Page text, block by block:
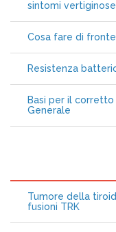
sintomi vertiginose
Cosa fare di
Resistenza
Basi per il
Generale
Tumore della
fusioni TRK